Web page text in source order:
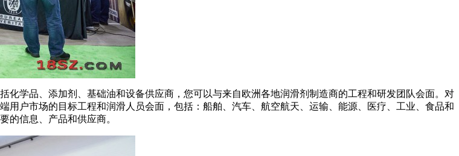
学品、添加剂、基础油和设备供应商，您可以与来自欧洲各地润滑剂制造商的工程和研发团队会面。对
户市场的目标工程和润滑人员会面，包括：船舶、汽车、航空航天、运输、能源、医疗、工业、食品和
的信息、产品和供应商。